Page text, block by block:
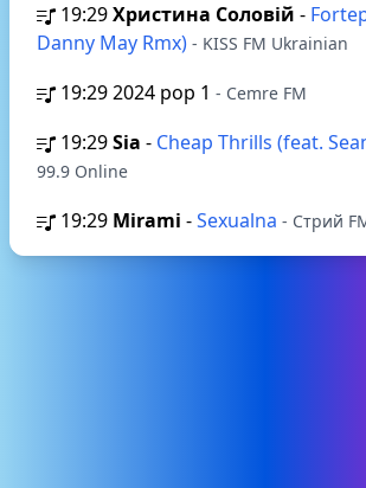
19:29Христина Соловій -
Danny May Rmx) - KISS FM Ukrainian
19:292024 pop 1 - Cemre FM
19:29Sia - Cheap Thrills (feat.
99.9 Online
19:29 Mirami -Sexualna - Стрий